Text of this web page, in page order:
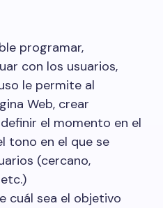
programar,
con los usuarios,
le permite al
Web, crear
el momento en el
tono en el que se
(cercano,
cuál sea el objetivo